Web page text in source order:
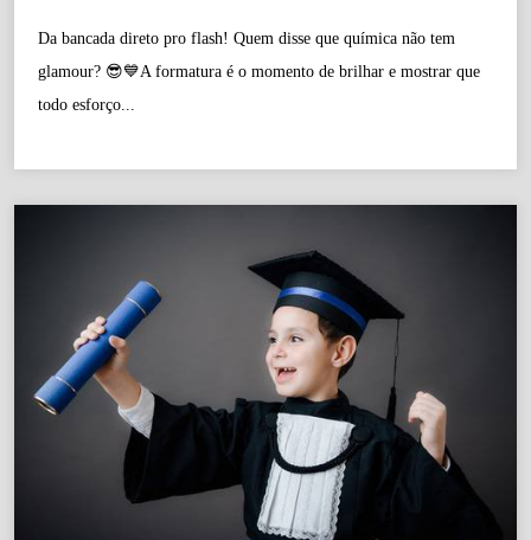
Da bancada direto pro flash! Quem disse que química não tem
glamour? 😎💙A formatura é o momento de brilhar e mostrar que
todo esforço...